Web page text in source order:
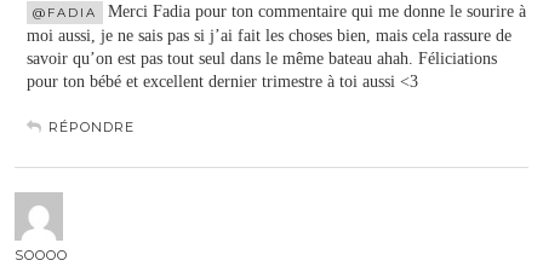
@FADIA
Merci Fadia pour ton commentaire qui me donne le sourire à
moi aussi, je ne sais pas si j’ai fait les choses bien, mais cela rassure de
savoir qu’on est pas tout seul dans le même bateau ahah. Féliciations
pour ton bébé et excellent dernier trimestre à toi aussi <3
RÉPONDRE
SOOOO